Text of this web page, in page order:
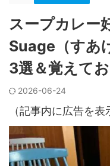
スープカレー
Suage（すあ
3選＆覚えて
2026-06-24
（記事内に広告を表